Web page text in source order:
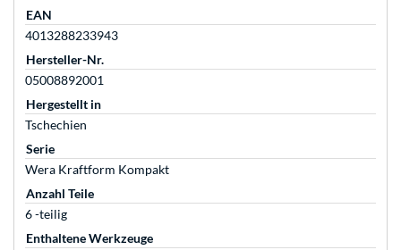
EAN
4013288233943
Hersteller-Nr.
05008892001
Hergestellt in
Tschechien
Serie
Wera Kraftform Kompakt
Anzahl Teile
6 -teilig
Enthaltene Werkzeuge